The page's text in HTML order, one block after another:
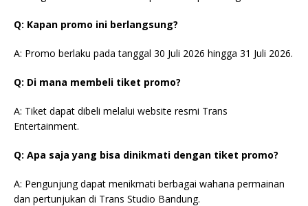
Q: Kapan promo ini berlangsung?
A: Promo berlaku pada tanggal 30 Juli 2026 hingga 31 Juli 2026.
Q: Di mana membeli tiket promo?
A: Tiket dapat dibeli melalui website resmi Trans
Entertainment.
Q: Apa saja yang bisa dinikmati dengan tiket promo?
A: Pengunjung dapat menikmati berbagai wahana permainan
dan pertunjukan di Trans Studio Bandung.